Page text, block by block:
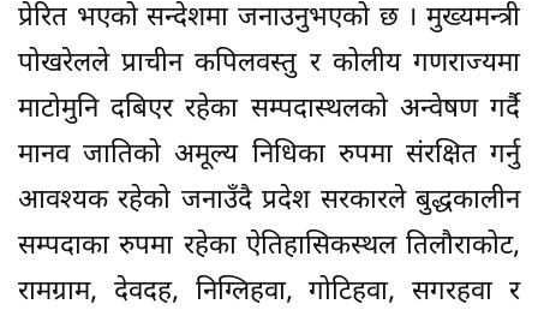
प्रेरित भएको सन्देशमा जनाउनुभएको छ । मुख्यमन्त्री
पोखरेलले प्राचीन कपिलवस्तु र कोलीय गणराज्यमा
माटोमुनि दबिएर रहेका सम्पदास्थलको अन्वेषण गर्दै
मानव जातिको अमूल्य निधिका रुपमा संरक्षित गर्नु
आवश्यक रहेको जनाउँदै प्रदेश सरकारले बुद्धकालीन
सम्पदाका रुपमा रहेका ऐतिहासिकस्थल तिलौराकोट,
रामग्राम, देवदह, निग्लिहवा, गोटिहवा, सगरहवा र